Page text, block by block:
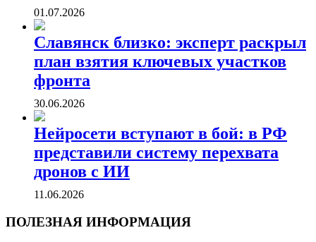
01.07.2026
Славянск близко: эксперт раскрыл
план взятия ключевых участков
фронта
30.06.2026
Нейросети вступают в бой: в РФ
представили систему перехвата
дронов с ИИ
11.06.2026
ПОЛЕЗНАЯ ИНФОРМАЦИЯ